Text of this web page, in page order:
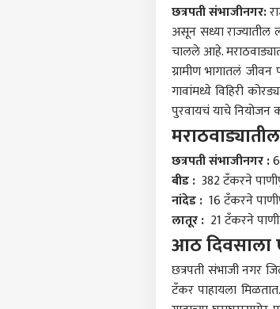
छत्रपती संभाजीनगर:
असून सध्या
चालले आहे.
ग्रामीण भागातलं
गावांमध्ये विहिरी
पुरवायचं याचे नियोजन
छत्रपती संभाजीनगर:
बीड: 382 टँकरने
नांदेड: 16 टँकरने
लातूर: 21 टँकरने
आठ
छत्रपती संभाजी नगर
टँकर पाहायला